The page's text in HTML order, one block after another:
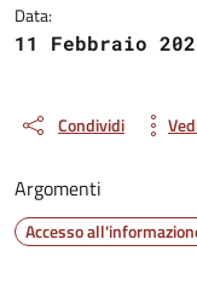
Data:
11 Febbraio
Condividi
Argomenti
Accesso